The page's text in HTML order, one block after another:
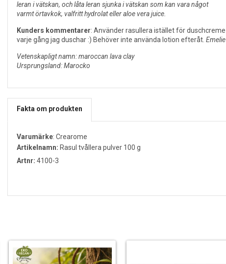
leran i vätskan, och låta leran sjunka i vätskan som kan vara något
varmt örtavkok, valfritt hydrolat eller aloe vera juice.
Kunders kommentarer: Använder rasullera istället för duschcreme
varje gång jag duschar :) Behöver inte använda lotion efteråt. Emelie
Vetenskapligt namn: maroccan lava clay
Ursprungsland: Marocko
Fakta om produkten
Varumärke: Crearome
Artikelnamn: Rasul tvållera pulver 100 g
Artnr: 4100-3